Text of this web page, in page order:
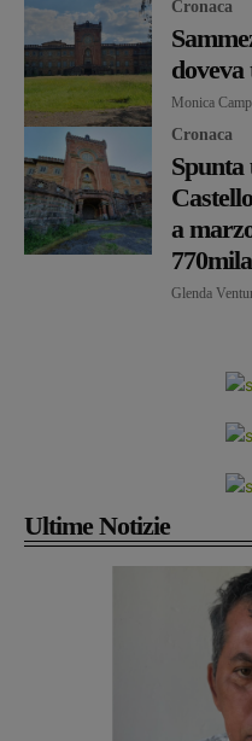
Cronaca
Monica
Cronaca
Spunta
a
Glenda
Ultime Notizie